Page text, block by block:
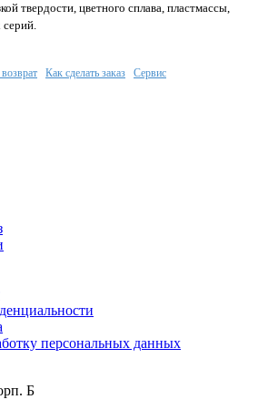
твердости, цветного сплава, пластмассы,
серий.
Как сделать заказ Сервис
персональных данных
Б